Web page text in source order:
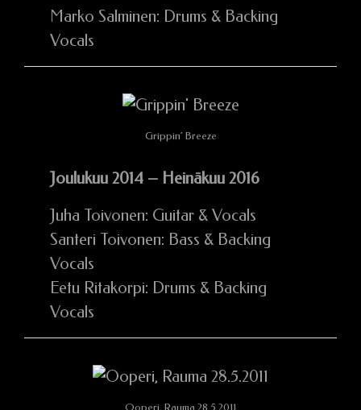
Marko Salminen: Drums & Backing
Vocals
Grippin’ Breeze
Joulukuu 2014 – Heinäkuu 2016
Juha Toivonen: Guitar & Vocals
Santeri Toivonen: Bass & Backing
Vocals
Eetu Ritakorpi: Drums & Backing
Vocals
Ooperi, Rauma 28.5.2011